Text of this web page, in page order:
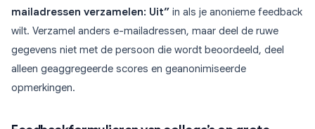
mailadressen verzamelen: Uit” in als je anonieme feedback
wilt. Verzamel anders e-mailadressen, maar deel de ruwe
gegevens niet met de persoon die wordt beoordeeld, deel
alleen geaggregeerde scores en geanonimiseerde
opmerkingen.